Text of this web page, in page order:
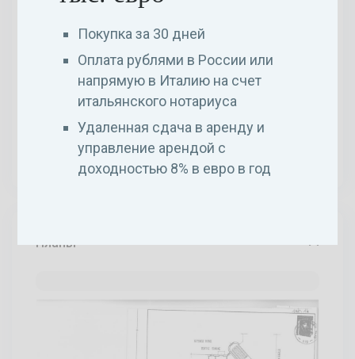
Планы
Покупка за 30 дней
Оплата рублями в России или
напрямую в Италию на счет
итальянского нотариуса
Удаленная сдача в аренду и
управление арендой с
доходностью 8% в евро в год